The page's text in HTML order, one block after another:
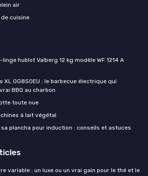
air
cuisine
hublot Valberg 12 kg modèle WF 1214 A
XL OG850EU : le barbecue électrique qui
BBQ au charbon
toute nue
à lait végétal
plancha pour induction : conseils et astuces
variable : un luxe ou un vrai gain pour le thé et le